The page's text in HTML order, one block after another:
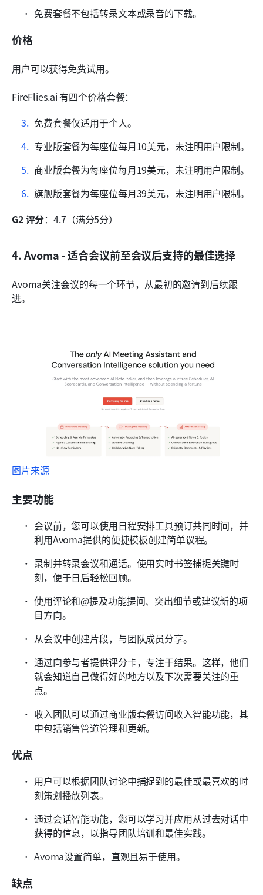
免费套餐不包括转录文本或录音的下载。
价格
用户可以获得免费试用。
FireFlies.ai 有四个价格套餐：
免费套餐仅适用于个人。
专业版套餐为每座位每月10美元，未注明用户限制。
商业版套餐为每座位每月19美元，未注明用户限制。
旗舰版套餐为每座位每月39美元，未注明用户限制。
G2 评分：4.7（满分5分）
4. Avoma - 适合会议前至会议后支持的最佳选择
Avoma关注会议的每一个环节，从最初的邀请到后续跟
进。
图片来源
主要功能
会议前，您可以使用日程安排工具预订共同时间，并
利用Avoma提供的便捷模板创建简单议程。
录制并转录会议和通话。使用实时书签捕捉关键时
刻，便于日后轻松回顾。
使用评论和@提及功能提问、突出细节或建议新的项
目方向。
从会议中创建片段，与团队成员分享。
通过向参与者提供评分卡，专注于结果。这样，他们
就会知道自己做得好的地方以及下次需要关注的重
点。
收入团队可以通过商业版套餐访问收入智能功能，其
中包括销售管道管理和更新。
优点
用户可以根据团队讨论中捕捉到的最佳或最喜欢的时
刻策划播放列表。
通过会话智能功能，您可以学习并应用从过去对话中
获得的信息，以指导团队培训和最佳实践。
Avoma设置简单，直观且易于使用。
缺点